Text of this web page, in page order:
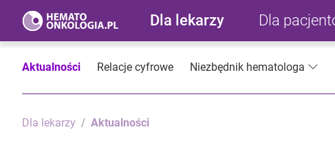
Dla lekarzy Dla
Aktualności Relacje cyfrowe Niezbędnik hematologa
Dla lekarzy Aktualności